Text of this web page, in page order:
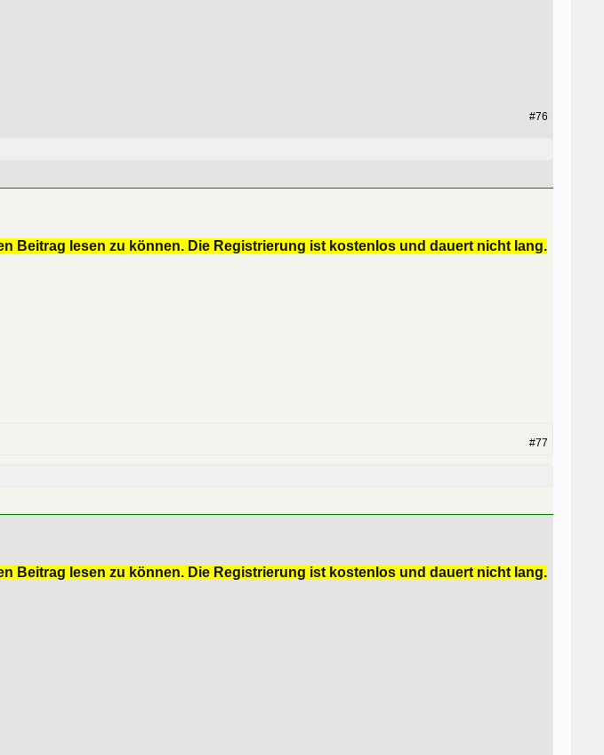
#76
Beitrag lesen zu können. Die Registrierung ist kostenlos und dauert nicht lang.
#77
Beitrag lesen zu können. Die Registrierung ist kostenlos und dauert nicht lang.